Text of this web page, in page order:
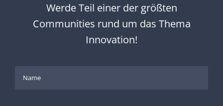
Werde Teil einer der größten
Communities rund um das Thema
Innovation!